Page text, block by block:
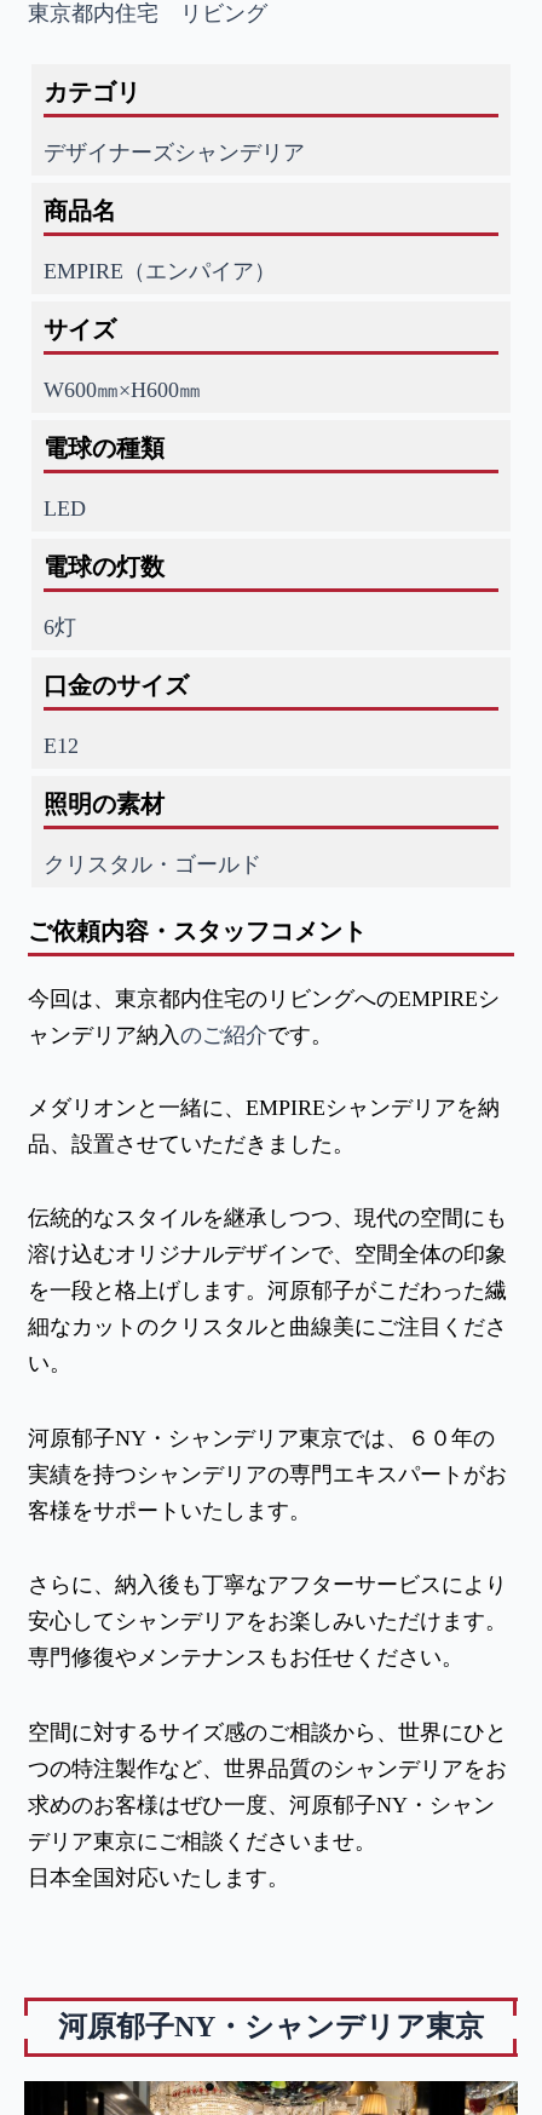
東京都内住宅 リビング
カテゴリ
デザイナーズシャンデリア
商品名
EMPIRE（エンパイア）
サイズ
W600㎜×H600㎜
電球の種類
LED
電球の灯数
6灯
口金のサイズ
E12
照明の素材
クリスタル・ゴールド
ご依頼内容・スタッフコメント
今回は、東京都内住宅のリビングへのEMPIREシ
ャンデリア納入 のご紹介です。
メダリオンと一緒に、EMPIREシャンデリアを納
品、設置させていただきました。
伝統的なスタイルを継承しつつ、現代の空間にも
溶け込むオリジナルデザインで、空間全体の印象
を一段と格上げします。河原郁子がこだわった繊
細なカットのクリスタルと曲線美にご注目くださ
い。
河原郁子NY・シャンデリア東京では、６０年の
実績を持つシャンデリアの専門エキスパートがお
客様をサポートいたします。
さらに、納入後も丁寧なアフターサービスにより
安心してシャンデリアをお楽しみいただけます。
専門修復やメンテナンスもお任せください。
空間に対するサイズ感のご相談から、世界にひと
つの特注製作など、世界品質のシャンデリアをお
求めのお客様はぜひ一度、河原郁子NY・シャン
デリア東京にご相談くださいませ。
日本全国対応いたします。
河原郁子NY・シャンデリア東京